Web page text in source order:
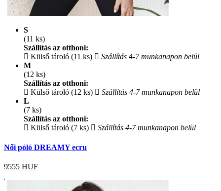
S
(11 ks)
Szállítás az otthoni:
Külső tároló (11 ks)
Szállítás 4-7 munkanapon belül
M
(12 ks)
Szállítás az otthoni:
Külső tároló (12 ks)
Szállítás 4-7 munkanapon belül
L
(7 ks)
Szállítás az otthoni:
Külső tároló (7 ks)
Szállítás 4-7 munkanapon belül
Női póló DREAMY ecru
9555 HUF